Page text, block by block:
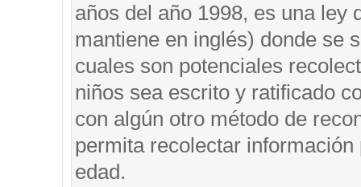
años del año 1998, es una ley
mantiene en inglés) donde se
cuales son potenciales
niños sea escrito y ratificado
con algún otro método de
permita recolectar
edad.